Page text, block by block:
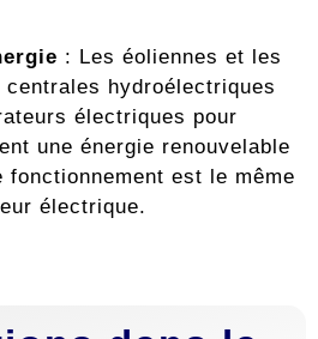
: Les éoliennes et les
centrales hydroélectriques
électriques pour
une énergie renouvelable
fonctionnement est le même
électrique.